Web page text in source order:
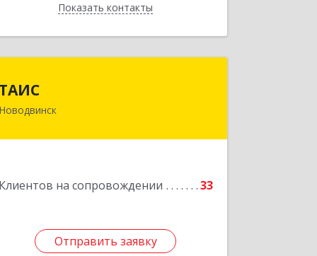
Показать контакты
Назад
ТАИС
Новодвинск
Клиентов на сопровождении 33
Отправить заявку
Подробнее
Отправить заявку